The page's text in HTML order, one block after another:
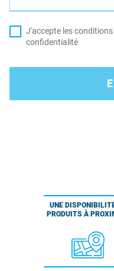
J'accepte les
confidentialité
UNE
PRODUITS À